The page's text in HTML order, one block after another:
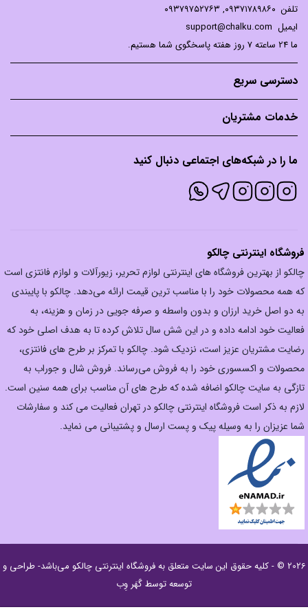
تلفن ۰۹۳۷۱۷۸۹۸۶۰, ۰۹۳۷۹۷۵۲۷۶۳
ایمیل support@chalku.com
ما 24 ساعته 7 روز هفته پاسخگوی شما هستیم.
دسترسی سریع
خدمات مشتریان
ما را در شبکه‌های اجتماعی دنبال کنید
فروشگاه اینترنتی چالکو
چالکو از بهترین فروشگاه های اینترنتی لوازم تحریر، زیورآلات و لوازم فانتزی است
که همه محصولات خود را با مناسب ترین قیمت ارائه می‌دهد. چالکو با پایبندی
به دو اصل خرید ارزان‌ و بدون واسطه و صرفه جویی در زمان و هزینه، به
فعالیت خود ادامه داده و در این شش سال تلاش کرده تا به هدف اصلی خود که
رضایت مشتریان عزیز است، نزدیک شود. چالکو با تمرکز بر طرح های فانتزی،
محصولات و اکسسوری خود را به فروش می‌رساند. فروش شال و جوراب به
تازگی به سایت چالکو اضافه شده که طرح های آن مناسب برای همه سنین است.
لازم به ذکر است فروشگاه اینترنتی چالکو در تهران فعالیت می کند و سفارشات
شما عزیزان را به وسیله پیک و پست ارسال و پشتیبانی می نماید.
2026 © - کلیه حقوق این سایت متعلق به فروشگاه اینترنتی چالکو می‌باشد- طراحی و
توسعه توسطگَهَر وِب